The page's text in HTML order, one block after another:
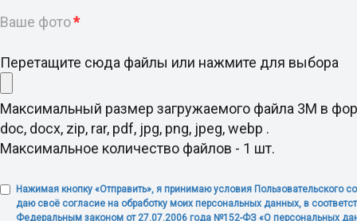
Ваше фото*
Перетащите сюда файлы или нажмите для выбора
Максимальный размер загружаемого файла 3M в
doc, docx, zip, rar, pdf, jpg, png, jpeg, webp .
Максимальное количество файлов - 1 шт.
Нажимая кнопку «Отправить», я принимаю условия Пользовательского
даю своё согласие на обработку моих персональных данных, в
Федеральным законом от 27.07.2006 года №152-ФЗ «О персональных